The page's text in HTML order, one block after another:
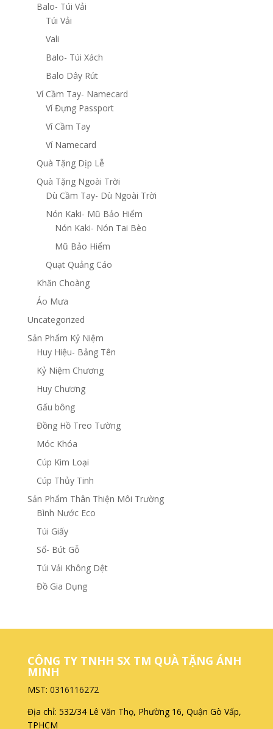
Balo- Túi Vải
Túi Vải
Vali
Balo- Túi Xách
Balo Dây Rút
Ví Cầm Tay- Namecard
Ví Đựng Passport
Ví Cầm Tay
Ví Namecard
Quà Tặng Dịp Lễ
Quà Tặng Ngoài Trời
Dù Cầm Tay- Dù Ngoài Trời
Nón Kaki- Mũ Bảo Hiểm
Nón Kaki- Nón Tai Bèo
Mũ Bảo Hiểm
Quạt Quảng Cáo
Khăn Choàng
Áo Mưa
Uncategorized
Sản Phẩm Kỷ Niệm
Huy Hiệu- Bảng Tên
Kỷ Niệm Chương
Huy Chương
Gấu bông
Đồng Hồ Treo Tường
Móc Khóa
Cúp Kim Loại
Cúp Thủy Tinh
Sản Phẩm Thân Thiện Môi Trường
Bình Nước Eco
Túi Giấy
Sổ- Bút Gỗ
Túi Vải Không Dệt
Đồ Gia Dụng
CÔNG TY TNHH SX TM QUÀ TẶNG ÁNH
MINH
MST: 0316116272
Địa chỉ: 532/34 Lê Văn Thọ, Phường 16, Quận Gò Vấp,
TPHCM